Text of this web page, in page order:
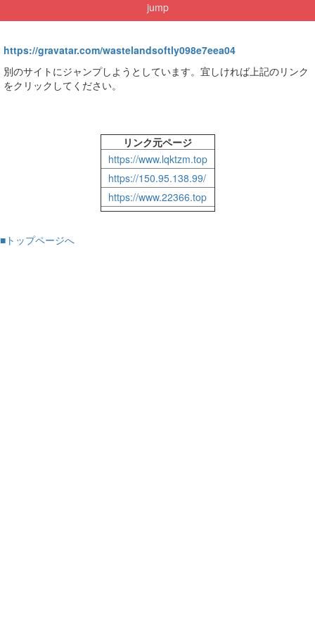
jump
https://gravatar.com/wastelandsoftly098e7eea04
別のサイトにジャンプしようとしています。宜しければ上記のリンク
をクリックしてください。
リンク元ページ
https://www.lqktzm.top
https://150.95.138.99/
https://www.22366.top
■トップページへ